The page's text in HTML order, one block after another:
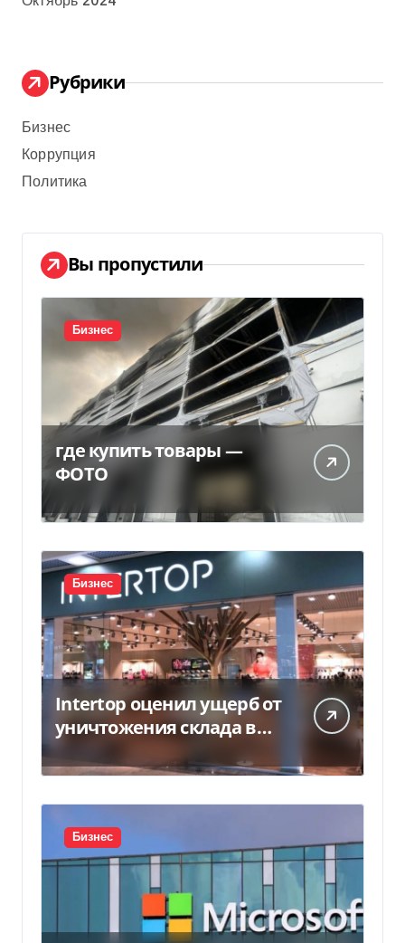
Рубрики
Бизнес
Коррупция
Политика
Вы пропустили
Бизнес
где купить товары —
ФОТО
Бизнес
Intertop оценил ущерб от
уничтожения склада в
Бизнес